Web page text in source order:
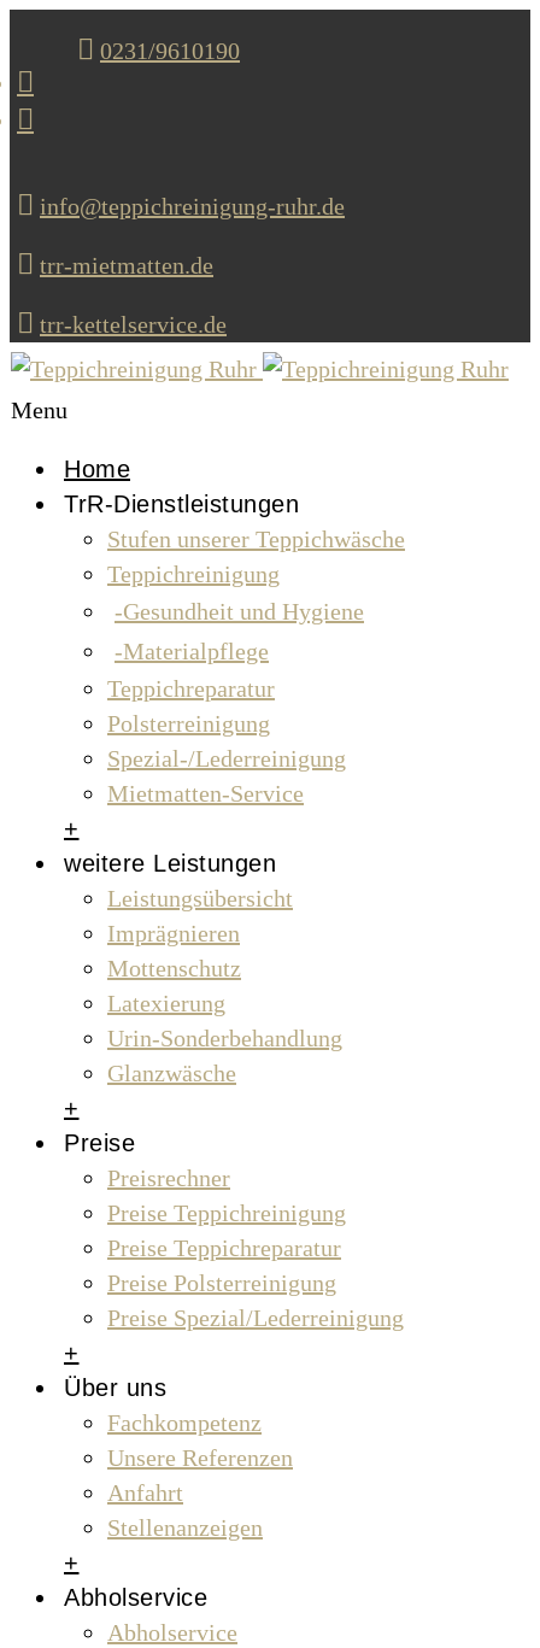
0231/9610190
info@teppichreinigung-ruhr.de
trr-mietmatten.de
trr-kettelservice.de
Menu
Home
TrR-Dienstleistungen
Stufen unserer Teppichwäsche
Teppichreinigung
Gesundheit und Hygiene
Materialpflege
Teppichreparatur
Polsterreinigung
Spezial-/Lederreinigung
Mietmatten-Service
+
weitere Leistungen
Leistungsübersicht
Imprägnieren
Mottenschutz
Latexierung
Urin-Sonderbehandlung
Glanzwäsche
+
Preise
Preisrechner
Preise Teppichreinigung
Preise Teppichreparatur
Preise Polsterreinigung
Preise Spezial/Lederreinigung
+
Über uns
Fachkompetenz
Unsere Referenzen
Anfahrt
Stellenanzeigen
+
Abholservice
Abholservice